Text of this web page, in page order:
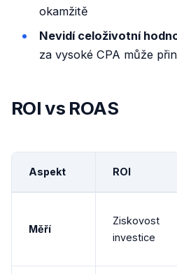
okamžitě
Nevidí celoživotní
za vysoké CPA může
ROI vs ROAS
Aspekt ROI
Měří
Ziskovost
investice